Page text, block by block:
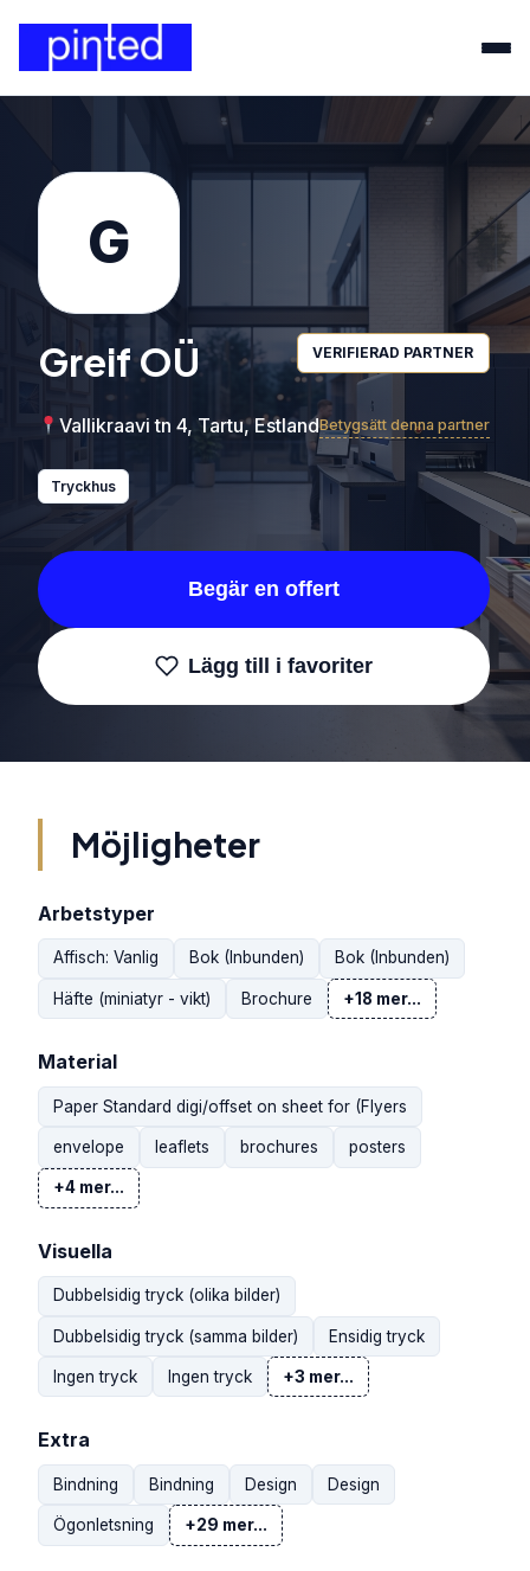
G
Greif OÜ VERIFIERAD PARTNER
Vallikraavi tn 4, Tartu, EstlandBetygsätt denna partner
Tryckhus
Begär en offert
Lägg till i favoriter
Möjligheter
Arbetstyper
Affisch: Vanlig Bok (Inbunden) Bok (Inbunden)
Häfte (miniatyr - vikt) Brochure +18 mer...
Material
Paper Standard digi/offset on sheet for (Flyers
envelope leaflets brochures posters
+4 mer...
Visuella
Dubbelsidig tryck (olika bilder)
Dubbelsidig tryck (samma bilder) Ensidig tryck
Ingen tryck Ingen tryck +3 mer...
Extra
Bindning Bindning Design Design
Ögonletsning +29 mer...